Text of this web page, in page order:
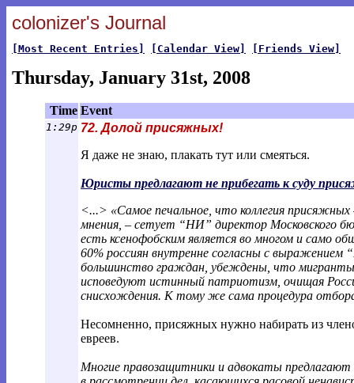
colonizer's Journal
[Most Recent Entries] [Calendar View] [Friends View]
Thursday, January 31st, 2008
Time Event
1:29p 72. Долой присяжных!
Я даже не знаю, плакать тут или смеяться.
Юристы предлагают не прибегать к суду
<...> «Самое печальное, что коллегия
мнения, – сетует “НИ” директор Московского
есть ксенофобским является во многом и само
60% россиян внутренне согласны с выражением
большинство граждан, убеждены, что
исповедуют истинный патриотизм, очищая
снисхождения. К тому же сама процедура
Несомненно, присяжных нужно набирать из
евреев.
Многие правозащитники и адвокаты